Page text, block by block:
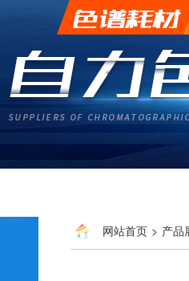
网站首页 > 产品